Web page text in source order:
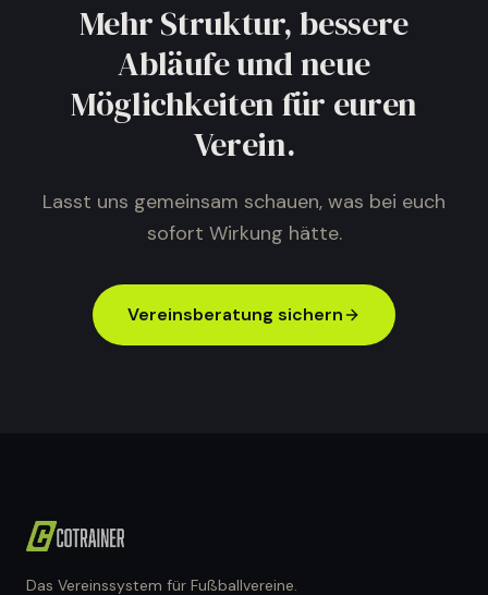
Mehr Struktur, bessere
Abläufe und neue
Möglichkeiten für euren
Verein.
Lasst uns gemeinsam schauen, was bei euch
sofort Wirkung hätte.
Vereinsberatung sichern
Das Vereinssystem für Fußballvereine.